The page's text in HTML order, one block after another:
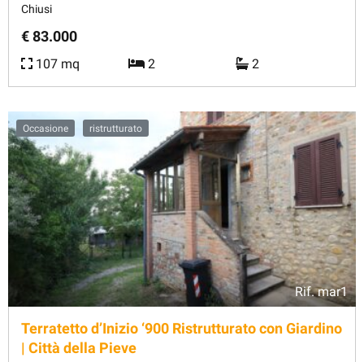
Chiusi
€ 83.000
107 mq 2 2
Occasione ristrutturato
Rif.mar1
Terratetto d’Inizio ‘900 Ristrutturato con Giardino
| Città della Pieve